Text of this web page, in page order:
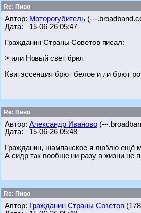
Re: Пиво
Автор: Моторогубитель (---
Дата: 15-06-26 05:47
Гражданин Страны Советов писал:
> или Новый свет брют
Квитэссенция брют белое и ли брют
Re: Пиво
Автор: Александр Иваново (---
Дата: 15-06-26 05:48
Гражданин, шампанское я люблю ещё
А сидр так вообще ни разу в жизни не
Re: Пиво
Автор: Гражданин Страны Советов